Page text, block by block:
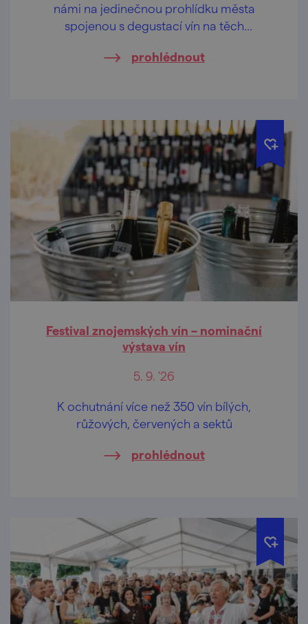
námi na jedinečnou prohlídku města
spojenou s degustací vín na těch
prohlédnout
Festival znojemských vín – nominační
výstava vín
5. 9. '26
K ochutnání více než 350 vín bílých,
růžových, červených a sektů
prohlédnout